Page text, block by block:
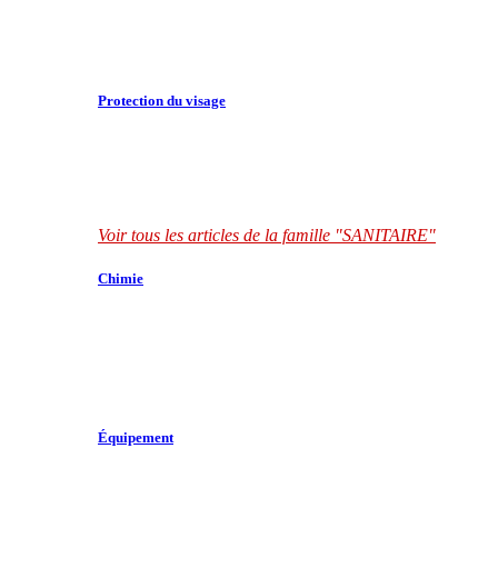
Protection du visage
Voir tous les articles de la famille "SANITAIRE"
Chimie
Équipement